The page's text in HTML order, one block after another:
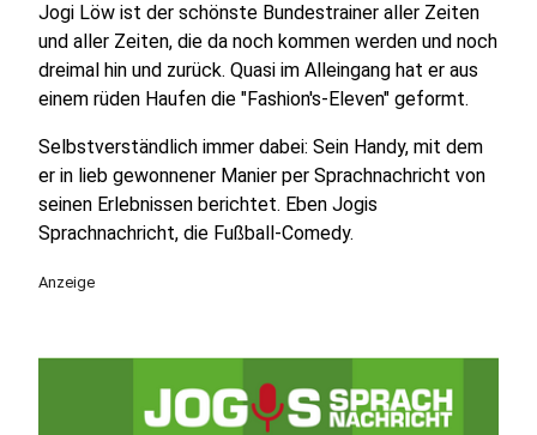
Jogi Löw ist der schönste Bundestrainer aller Zeiten
und aller Zeiten, die da noch kommen werden und noch
dreimal hin und zurück. Quasi im Alleingang hat er aus
einem rüden Haufen die "Fashion's-Eleven" geformt.
Selbstverständlich immer dabei: Sein Handy, mit dem
er in lieb gewonnener Manier per Sprachnachricht von
seinen Erlebnissen berichtet. Eben Jogis
Sprachnachricht, die Fußball-Comedy.
Anzeige